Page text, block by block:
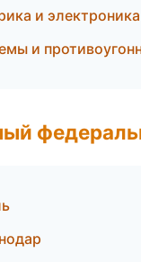
и электроника
и